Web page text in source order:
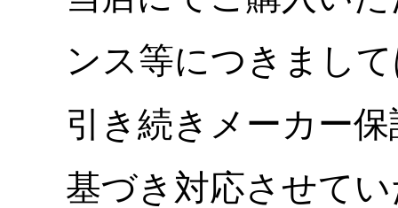
ンス等につきまし
引き続きメーカー
基づき対応させて